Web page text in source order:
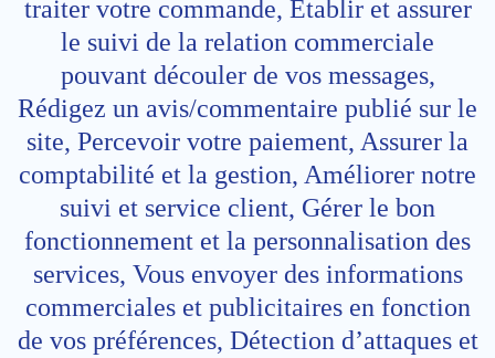
traiter votre commande, Etablir et assurer
le suivi de la relation commerciale
pouvant découler de vos messages,
Rédigez un avis/commentaire publié sur le
site, Percevoir votre paiement, Assurer la
comptabilité et la gestion, Améliorer notre
suivi et service client, Gérer le bon
fonctionnement et la personnalisation des
services, Vous envoyer des informations
commerciales et publicitaires en fonction
de vos préférences, Détection d’attaques et